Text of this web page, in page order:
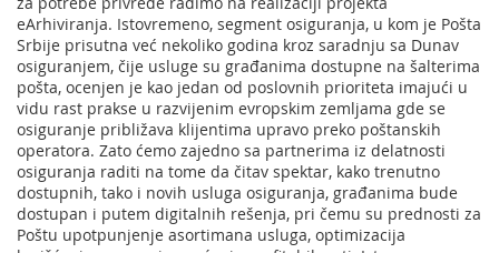
eArhiviranja. Istovremeno, segment osiguranja, u kom je Pošta
Srbije prisutna već nekoliko godina kroz saradnju sa Dunav
osiguranjem, čije usluge su građanima dostupne na šalterima
pošta, ocenjen je kao jedan od poslovnih prioriteta imajući u
vidu rast prakse u razvijenim evropskim zemljama gde se
osiguranje približava klijentima upravo preko poštanskih
operatora. Zato ćemo zajedno sa partnerima iz delatnosti
osiguranja raditi na tome da čitav spektar, kako trenutno
dostupnih, tako i novih usluga osiguranja, građanima bude
dostupan i putem digitalnih rešenja, pri čemu su prednosti za
Poštu upotpunjenje asortimana usluga, optimizacija